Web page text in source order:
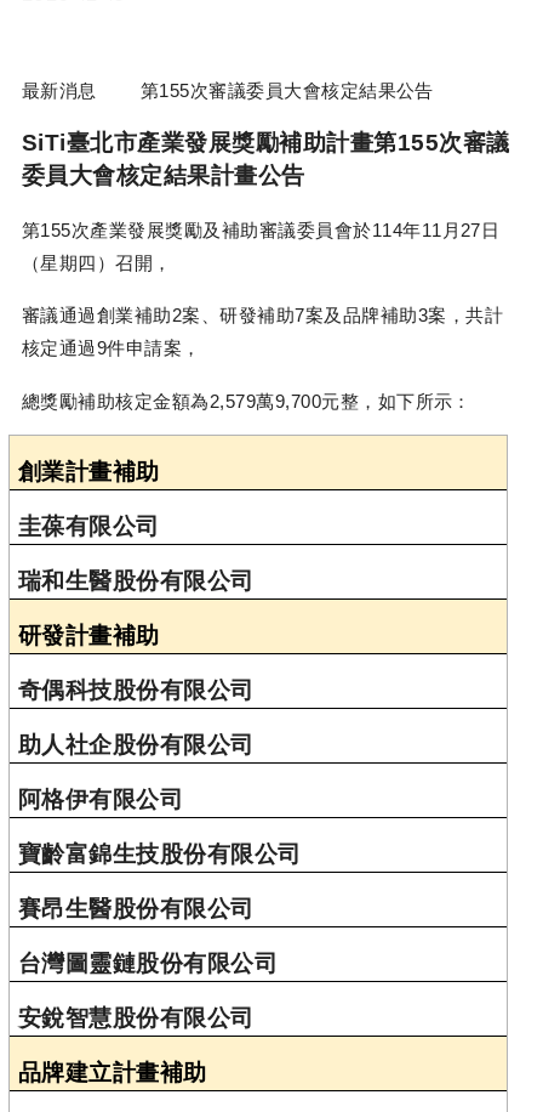
最新消息 第155次審議委員大會核定結果公告
SiTi臺北市產業發展獎勵補助計畫第155次審議
委員大會核定結果計畫公告
第155次產業發展獎勵及補助審議委員會於114年11 月 27日
（星期四）召開，
審議通過創業補助2案、研發補助7案及品牌補助3案，共計
核定通過9件申請案，
總獎勵補助核定金額為2,579萬9,700元整，如下所示：
創業計畫補助
圭葆有限公司
瑞和生醫股份有限公司
研發計畫補助
奇偶科技股份有限公司
助人社企股份有限公司
阿格伊有限公司
寶齡富錦生技股份有限公司
賽昂生醫股份有限公司
台灣圖靈鏈股份有限公司
安銳智慧股份有限公司
品牌建立計畫補助